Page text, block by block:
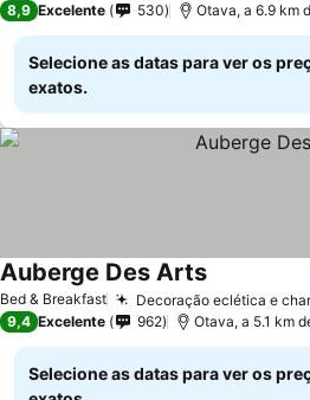
8,9 Excelente 530 Otava, a 6.9 km
Selecione as datas para ver os
exatos.
Bed & Breakfast Decoração eclética e
Auberge Des Arts
9,4 Excelente 962 Otava, a 5.1 km
Selecione as datas para ver os